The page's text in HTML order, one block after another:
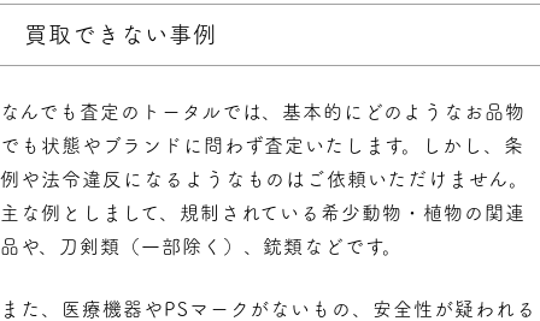
買取できない事例
なんでも査定のトータルでは、基本的にどのようなお品物
でも状態やブランドに問わず査定いたします。しかし、条
例や法令違反になるようなものはご依頼いただけません。
主な例としまして、規制されている希少動物・植物の関連
品や、刀剣類（一部除く）、銃類などです。
また、医療機器やPSマークがないもの、安全性が疑われる